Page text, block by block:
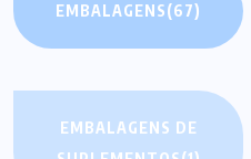
EMBALAGENS(67)
EMBALAGENS DE